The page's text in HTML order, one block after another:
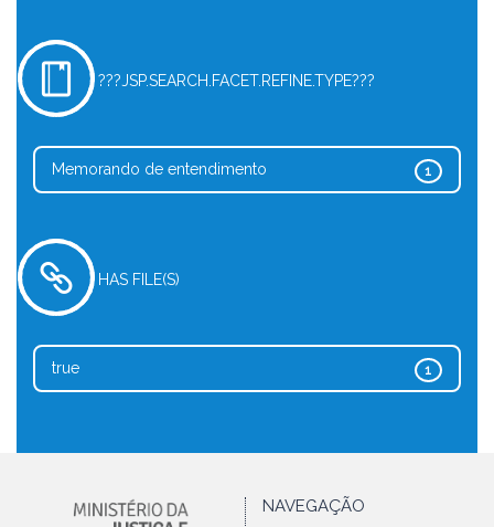
???JSP.SEARCH.FACET.REFINE.TYPE???
1
Memorando de entendimento
HAS FILE(S)
1
true
NAVEGAÇÃO